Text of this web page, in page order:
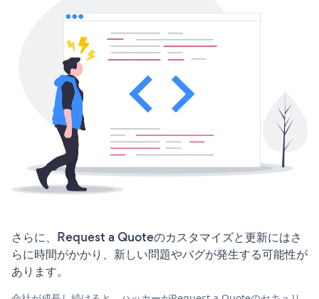
さらに、Request a Quoteのカスタマイズと更新にはさ
らに時間がかかり、新しい問題やバグが発生する可能性が
あります。